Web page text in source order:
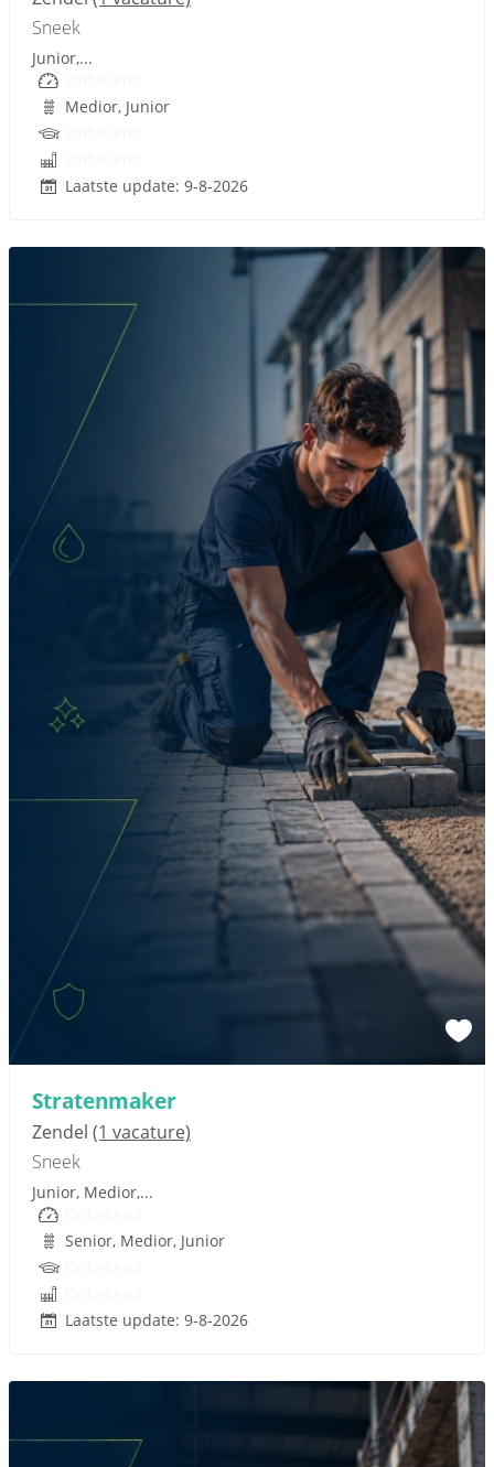
Sneek
Junior,...
Medior, Junior
Laatste update: 9-8-2026
Stratenmaker
Zendel (1 vacature)
Sneek
Sponsored link
Junior, Medior,...
Senior, Medior, Junior
Laatste update: 9-8-2026